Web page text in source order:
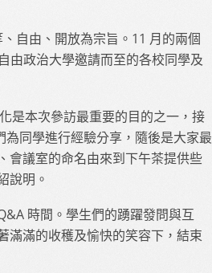
自由、開放為宗旨。11 月的兩個
由政治大學邀請而至的各校同學及
是本次參訪最重要的目的之一，接
同學進行經驗分享，隨後是大家最
會議室的命名由來到下午茶提供些
說明。
時間。學生們的踴躍發問與互
滿滿的收穫及愉快的笑容下，結束